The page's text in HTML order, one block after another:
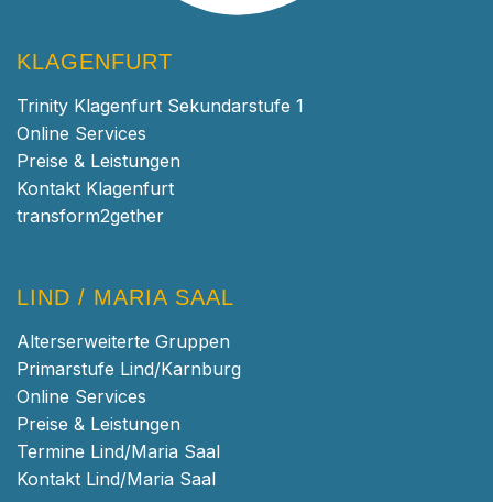
KLAGENFURT
Trinity Klagenfurt Sekundarstufe 1
Online Services
Preise & Leistungen
Kontakt Klagenfurt
transform2gether
LIND / MARIA SAAL
Alterserweiterte Gruppen
Primarstufe Lind/Karnburg
Online Services
Preise & Leistungen
Termine Lind/Maria Saal
Kontakt Lind/Maria Saal